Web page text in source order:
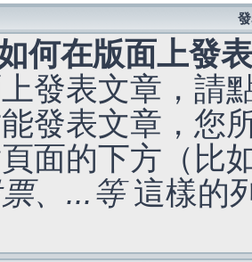
何在版面上發
發表文章，請
發表文章，您
面的下方（比
、...等這樣的